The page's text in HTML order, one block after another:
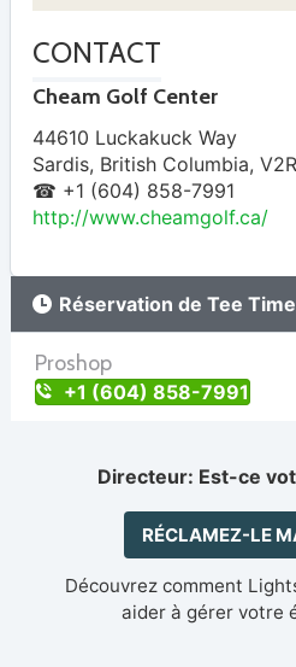
CONTACT
Cheam Golf Center
44610 Luckakuck Way
Sardis, British Columbia,
☎ +1 (604) 858-7991
http://www.cheamgolf.ca/
Réservation de Tee Time
Proshop
+1 (604) 858-7991
Directeur: Est-ce
RÉCLAMEZ-LE
Découvrez comment
aider à gérer votre